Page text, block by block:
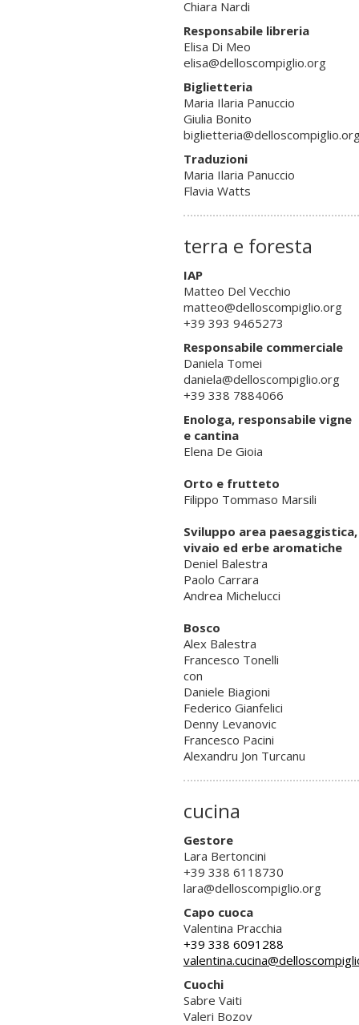
Chiara Nardi
Responsabile libreria
Elisa Di Meo
elisa@delloscompiglio.org
Biglietteria
Maria Ilaria Panuccio
Giulia Bonito
Traduzioni
Maria Ilaria Panuccio
Flavia Watts
terra e foresta
IAP
Matteo Del Vecchio
matteo@delloscompiglio.org
+39 393 9465273
Responsabile commerciale
Daniela Tomei
daniela@delloscompiglio.org
+39 338 7884066
Enologa, responsabile vigne
e cantina
Elena De Gioia
Orto e frutteto
Filippo Tommaso Marsili
Sviluppo area paesaggistica,
vivaio ed erbe aromatiche
Deniel Balestra
Paolo Carrara
Andrea Michelucci
Bosco
Alex Balestra
Francesco Tonelli
con
Daniele Biagioni
Federico Gianfelici
Denny Levanovic
Francesco Pacini
Alexandru Jon Turcanu
cucina
Gestore
Lara Bertoncini
+39 338 6118730
lara@delloscompiglio.org
Capo cuoca
Valentina Pracchia
+39 338 6091288
Cuochi
Sabre Vaiti
Valeri Bozov